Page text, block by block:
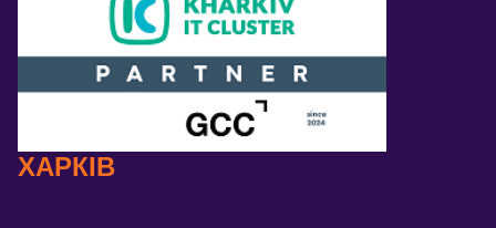
ХАРКІВ